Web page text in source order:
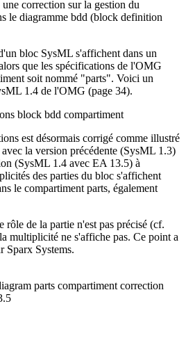
correction sur la gestion du
le diagramme bdd (block definition
bloc SysML s'affichent dans un
que les spécifications de l'OMG
soit nommé "parts". Voici un
1.4 de l'OMG (page 34).
est désormais corrigé comme illustré
la version précédente (SysML 1.3)
(SysML 1.4 avec EA 13.5) à
des parties du bloc s'affichent
le compartiment parts, également
rôle de la partie n'est pas précisé (cf.
multiplicité ne s'affiche pas. Ce point a
Sparx Systems.